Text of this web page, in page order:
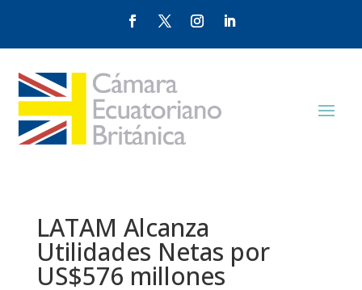
LATAM Alcanza
Utilidades Netas por
US$576 millones